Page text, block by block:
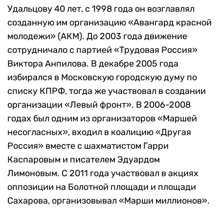
Удальцову 40 лет, с 1998 года он возглавлял
созданную им организацию «Авангард красной
молодежи» (АКМ). До 2003 года движение
сотрудничало с партией «Трудовая Россия»
Виктора Анпилова. В декабре 2005 года
избирался в Московскую городскую думу по
списку КПРФ, тогда же участвовал в создании
организации «Левый фронт». В 2006-2008
годах был одним из организаторов «Маршей
несогласных», входил в коалицию «Другая
Россия» вместе с шахматистом Гарри
Каспаровым и писателем Эдуардом
Лимоновым. С 2011 года участвовал в акциях
оппозиции на Болотной площади и площади
Сахарова, организовывал «Марши миллионов».